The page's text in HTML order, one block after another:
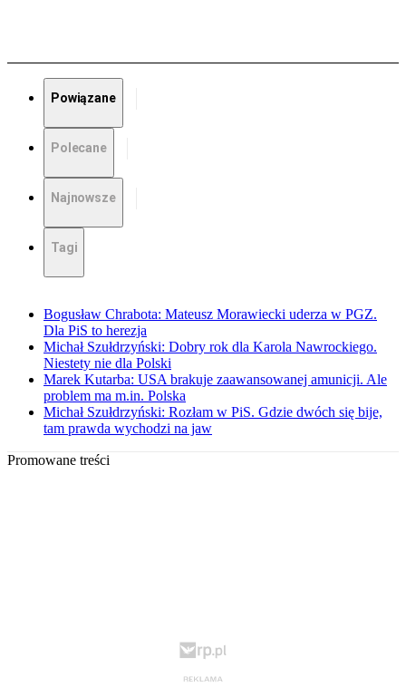
Powiązane
Polecane
Najnowsze
Tagi
Bogusław Chrabota: Mateusz Morawiecki uderza w PGZ.
Dla PiS to herezja
Michał Szułdrzyński: Dobry rok dla Karola Nawrockiego.
Niestety nie dla Polski
Marek Kutarba: USA brakuje zaawansowanej amunicji. Ale
problem ma m.in. Polska
Michał Szułdrzyński: Rozłam w PiS. Gdzie dwóch się bije,
tam prawda wychodzi na jaw
Promowane treści